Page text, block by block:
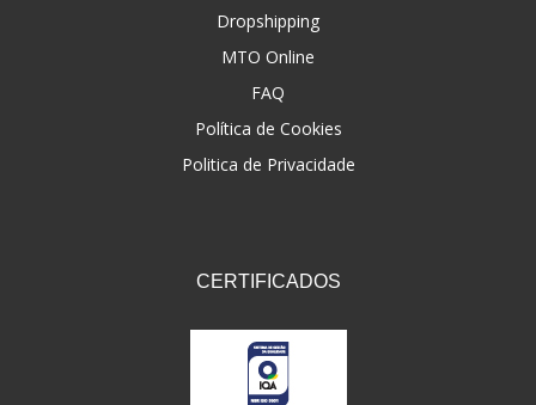
Dropshipping
MTO Online
FAQ
Política de Cookies
Politica de Privacidade
CERTIFICADOS